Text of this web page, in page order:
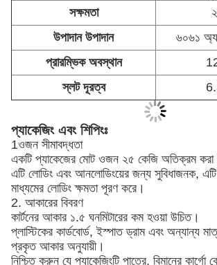
সক্ষমতা
উপাদান উপাদান
৬০৬১
প্রারম্ভিক অবস্থান
স্লট দূরত্ব
প্যাকেজিং এবং শিপিংঃ
1ওজন সীমাবদ্ধতা
একটি প্যাকেজের মোট ওজন ২৫ কেজি অতিক্রম করা
এটি লোডিং এবং আনলোডিংয়ের জন্য সুবিধাজনক, এটি
মাধ্যমের লোডিং ক্ষমতা পূরণ করে।
2. আকারের বিবরণ
কার্টনের আকার ১.৫ ঘনমিটারের কম হওয়া উচিত।
প্লাস্টিকের কার্ডবোর্ড, ইস্পাত ড্রাম এবং অন্যান্য
প্রকৃত আকার অনুযায়ী।
নিশ্চিত করুন যে প্যাকেজিংটি পাত্রে, বিমানের কার্গো